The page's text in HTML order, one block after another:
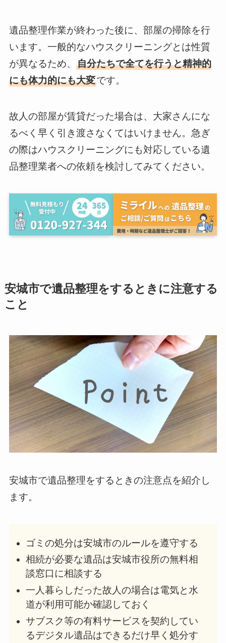
遺品整理作業が終わった後に、部屋の掃除を行
います。一般的なハウスクリーニングとは性質
が異なるため、 自分たちで全てを行うと精神的
にも体力的にも大変です。
故人の部屋が賃貸だった場合は、大家さんにな
るべく早く引き渡さなくてはいけません。急ぎ
の際はハウスクリーニングにも対応している遺
品整理業者への依頼を検討してみてください。
安城市で遺品整理をするときに注意する
こと
安城市で遺品整理をするときの注意点を紹介し
ます。
ゴミの処分は安城市のルールを遵守する
相続が必要な遺品は安城市役所の無料相
談窓口に相談する
一人暮らしだった故人の場合は電気と水
道が利用可能か確認しておく
サブスク等の有料サービスを契約してい
るデジタル遺品はできるだけ早く処分す